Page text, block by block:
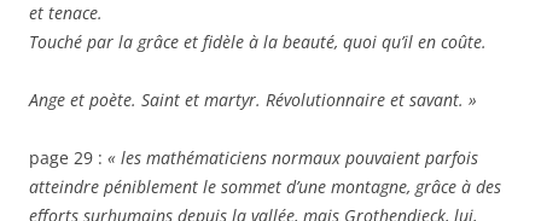
et tenace.
Touché par la grâce et fidèle à la beauté, quoi qu’il en coûte.
Ange et poète. Saint et martyr. Révolutionnaire et savant. »
page 29 : « les mathématiciens normaux pouvaient parfois
atteindre péniblement le sommet d’une montagne, grâce à des
efforts surhumains depuis la vallée, mais Grothendieck, lui,